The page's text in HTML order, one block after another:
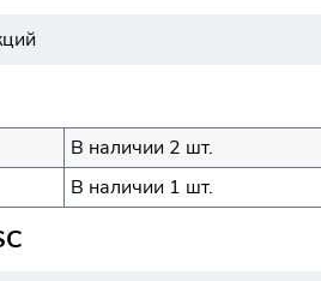
В наличии 2 шт.
В наличии 1 шт.